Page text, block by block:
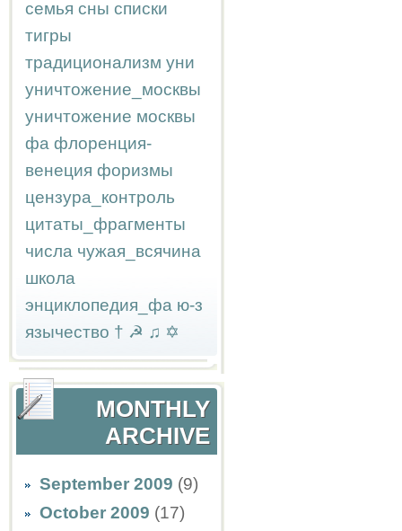
семья сны списки
тигры
традиционализм уни
уничтожение_москвы
уничтожение москвы
фа флоренция-
венеция форизмы
цензура_контроль
цитаты_фрагменты
числа чужая_всячина
школа
энциклопедия_фа ю-з
язычество † ☭ ♫ ✡
MONTHLY
ARCHIVE
September 2009 (9)
October 2009 (17)